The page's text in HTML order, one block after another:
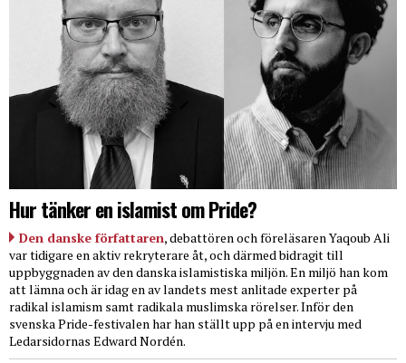
Hur tänker en islamist om Pride?
Den danske författaren, debattören och föreläsaren Yaqoub Ali
var tidigare en aktiv rekryterare åt, och därmed bidragit till
uppbyggnaden av den danska islamistiska miljön. En miljö han kom
att lämna och är idag en av landets mest anlitade experter på
radikal islamism samt radikala muslimska rörelser. Inför den
svenska Pride-festivalen har han ställt upp på en intervju med
Ledarsidornas Edward Nordén.